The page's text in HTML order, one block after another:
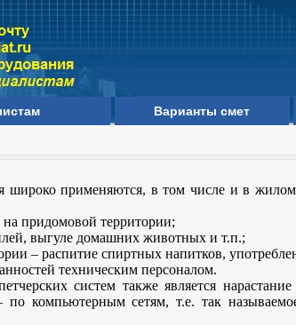
Варианты смет
широко применяются, в том числе и в
придомовой территории;
выгуле домашних животных и т.п.;
– распитие спиртных напитков,
техническим персоналом.
систем также является
по компьютерным сетям, т.е. так